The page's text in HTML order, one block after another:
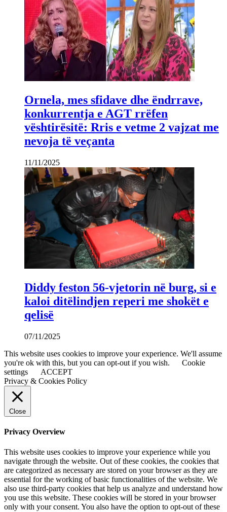
Ornela, mes sfidave dhe ëndrrave,
konkurrentja e AGT rrëfen
vështirësitë: Rris e vetme 2 vajzat me
nevoja të veçanta
11/11/2025
Diddy feston 56-vjetorin në burg, si e
kaloi ditëlindjen reperi me shokët e
qelisë
07/11/2025
This website uses cookies to improve your experience. We'll assume
you're ok with this, but you can opt-out if you wish.
Cookie
settings
ACCEPT
Privacy & Cookies Policy
Close
Privacy Overview
This website uses cookies to improve your experience while you
navigate through the website. Out of these cookies, the cookies that
are categorized as necessary are stored on your browser as they are
essential for the working of basic functionalities of the website. We
also use third-party cookies that help us analyze and understand how
you use this website. These cookies will be stored in your browser
only with your consent. You also have the option to opt-out of these